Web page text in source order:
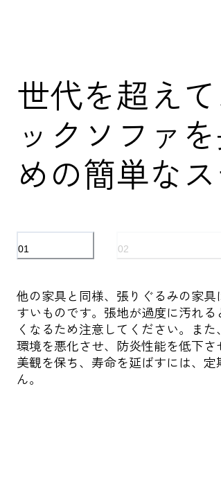
世代を超え
ックソファ
めの簡単な
01 02
他の家具と同様、張りぐるみの家
すいものです。張地が過度に汚れ
くなるため注意してください。ま
環境を悪化させ、防炎性能を低下さ
美観を保ち、寿命を延ばすには、
ん。